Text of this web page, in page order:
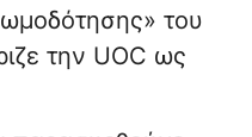
του
την UOC ως